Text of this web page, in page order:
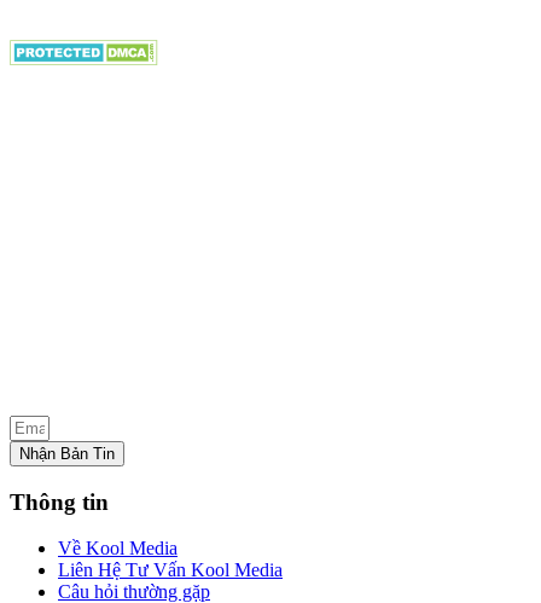
Nhận Bản Tin
Thông tin
Về Kool Media
Liên Hệ Tư Vấn Kool Media
Câu hỏi thường gặp